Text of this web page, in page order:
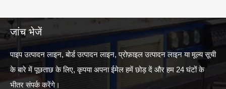
जांच भेजें
पाइप उत्पादन लाइन, बोर्ड उत्पादन लाइन, प्रोफ़ाइल उत्पादन लाइन या मूल्य सूची
के बारे में पूछताछ के लिए, कृपया अपना ईमेल हमें छोड़ दें और हम 24 घंटों के
भीतर संपर्क करेंगे।